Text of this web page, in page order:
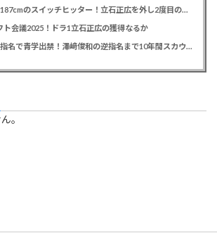
カープドラ1平川蓮！187cmのスイッチヒッター！立石正広を外し2度目の重複も新井監督がクジを引き当てる！【ドラフト会議2025】
ト会議2025！ドラ1立石正広の獲得なるか
緒方孝市カープドラ3指名で青学出禁！澤﨑俊和の逆指名まで10年間スカウト出禁
。